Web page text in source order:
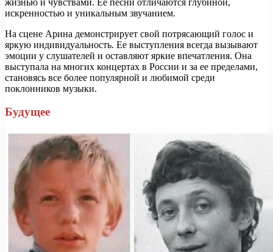
искренностью и уникальным звучанием.
На сцене Арина демонстрирует свой потрясающий голос и
яркую индивидуальность. Ее выступления всегда вызывают
эмоции у слушателей и оставляют яркие впечатления. Она
выступала на многих концертах в России и за ее пределами,
становясь все более популярной и любимой среди
поклонников музыки.
Будущее